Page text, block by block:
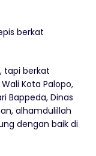
berkat
tapi berkat
Kota Palopo,
Bappeda, Dinas
alhamdulillah
dengan baik di